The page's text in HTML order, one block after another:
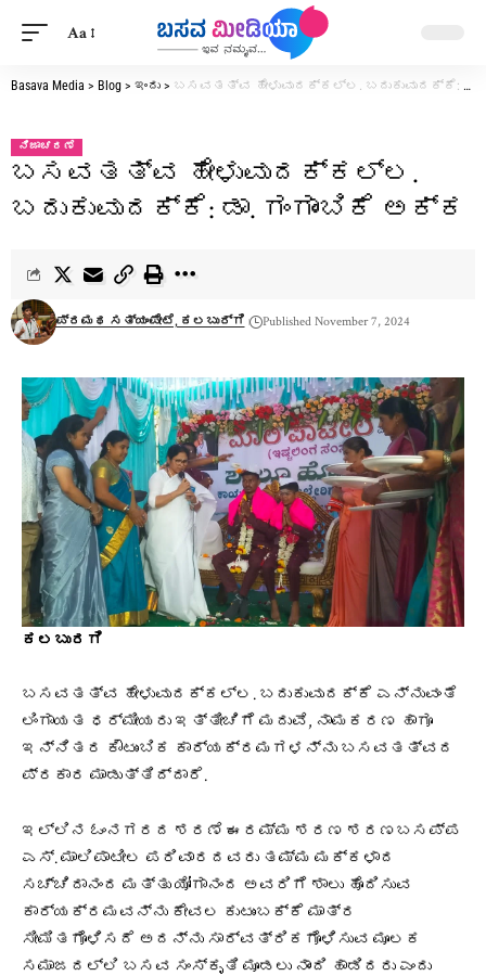
Aa
Basava Media > Blog > ಇಂದು > ಬಸವತತ್ವ ಹೇಳುವುದಕ್ಕಲ್ಲ.‌ ಬದುಕುವುದಕ್ಕೆ: ಡಾ. ಗಂಗಾಂಬಿಕೆ ಅಕ್ಕ
ನಿಜಾಚರಣೆ
ಬಸವತತ್ವ ಹೇಳುವುದಕ್ಕಲ್ಲ.‌
ಬದುಕುವುದಕ್ಕೆ: ಡಾ. ಗಂಗಾಂಬಿಕೆ ಅಕ್ಕ
ಪ್ರಮಥ ಸತ್ಯಂಪೇಟೆ, ಕಲಬುರ್ಗಿ Published November 7, 2024
ಕಲಬುರಗಿ
ಬಸವತತ್ವ ಹೇಳುವುದಕ್ಕಲ್ಲ.‌ ಬದುಕುವುದಕ್ಕೆ ಎನ್ನುವಂತೆ
ಲಿಂಗಾಯತ ಧರ್ಮೀಯರು ಇತ್ತೀಚಿಗೆ ಮದುವೆ,‌ ನಾಮಕರಣ ಹಾಗೂ
ಇನ್ನಿತರ ಕೌಟುಂಬಿಕ ಕಾರ್ಯಕ್ರಮಗಳನ್ನು ಬಸವತತ್ವದ
ಪ್ರಕಾರ ಮಾಡುತ್ತಿದ್ದಾರೆ.
ಇಲ್ಲಿನ ಓಂನಗರದ ಶರಣೆ ಈರಮ್ಮ ಶರಣ ಶರಣಬಸಪ್ಪ
ಎಸ್. ಮಾಲಿಪಾಟೀಲ ಪರಿವಾರದವರು ತಮ್ಮ ಮಕ್ಕಳಾದ
ಸಚ್ಚಿದಾನಂದ ಮತ್ತು ಯೋಗಾನಂದ ಅವರಿಗೆ ಶಾಲು ಹೊದಿಸುವ
ಕಾರ್ಯಕ್ರಮವನ್ನು ಕೇವಲ ಕುಟುಂಬಕ್ಕೆ ಮಾತ್ರ
ಸೀಮಿತಗೊಳಿಸದೆ ಅದನ್ನು ಸಾರ್ವತ್ರಿಕಗೊಳಿಸುವ ಮೂಲಕ
ಸಮಾಜದಲ್ಲಿ ಬಸವ ಸಂಸ್ಕೃತಿ ಮೂಡಲು ನಾಂದಿ ಹಾಡಿದರು ಎಂದು